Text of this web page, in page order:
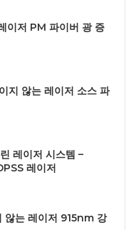
이저 PM 파이버 광 증
지 않는 레이저 소스 파
레이저 시스템 –
레이저
않는 레이저 915nm 강